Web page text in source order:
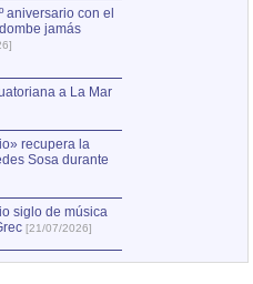
aniversario con el
jamás
a La Mar
recupera la
Sosa durante
siglo de música
[21/07/2026]